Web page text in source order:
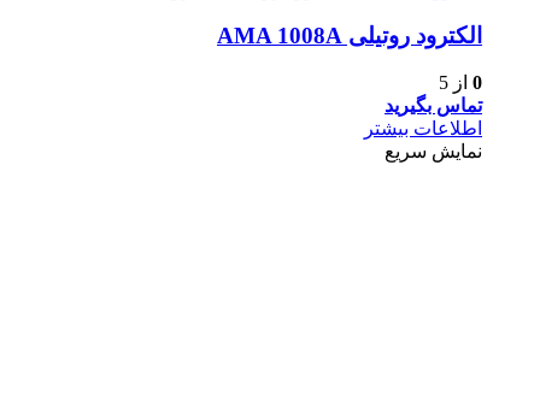
الکترود روتیلی AMA 1008A
0 از 5
تماس بگیرید
اطلاعات بیشتر
نمایش سریع